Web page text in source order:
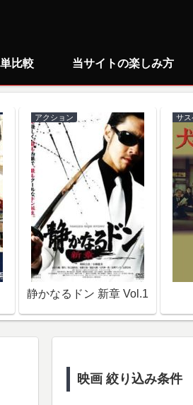
比較 当サイトの楽しみ方
アクション
静かなるドン 新章 Vol.1
サス
映画 絞り込み条件